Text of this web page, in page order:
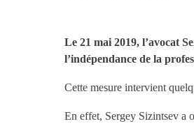
Le 21 mai 2019, l’avocat
l’indépendance de la
Cette mesure intervient
En effet, Sergey Sizintsev a